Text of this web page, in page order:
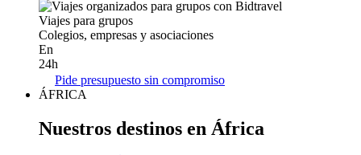
Viajes para grupos
Colegios, empresas y asociaciones
En
24h
Pide presupuesto sin compromiso
ÁFRICA
Nuestros destinos en África